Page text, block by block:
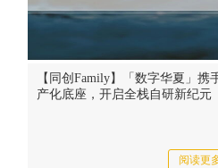
【同创Family】「数字华夏」携
产化底座，开启全栈自研新纪元
阅读更